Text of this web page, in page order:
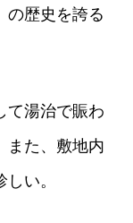
の歴史を誇る
て湯治で賑わ
また、敷地内
い。